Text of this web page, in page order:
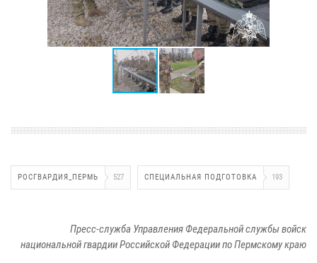
РОСГВАРДИЯ_ПЕРМЬ 527 СПЕЦИАЛЬНАЯ ПОДГОТОВКА 193
Пресс-служба Управления Федеральной службы войск
национальной гвардии Российской Федерации по Пермскому краю